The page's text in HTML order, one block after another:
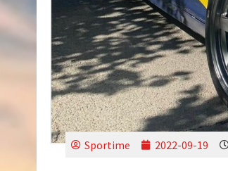
Sportime 2022-09-19